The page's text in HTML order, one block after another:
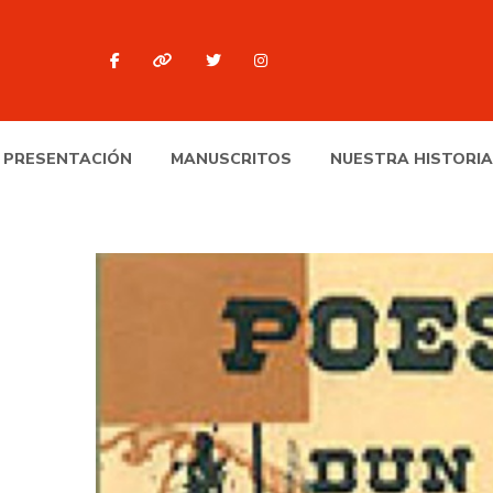
PRESENTACIÓN MANUSCRITOS NUESTRA HISTORIA